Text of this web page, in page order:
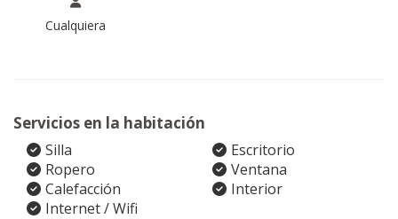
Cualquiera
Servicios en la habitación
Silla
Escritorio
Ropero
Ventana
Calefacción
Interior
Internet / Wifi